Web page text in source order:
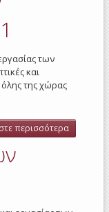
των
και
όλης της χώρας
περισσότερα